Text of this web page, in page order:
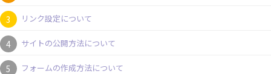
リンク設定について
サイトの公開方法について
フォームの作成方法について